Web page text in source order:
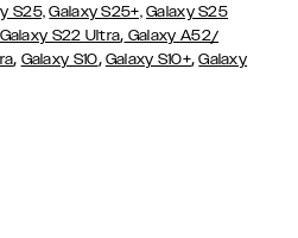
S25, Galaxy S25+, Galaxy S25
Galaxy S22 Ultra, Galaxy A52/
, Galaxy S10, Galaxy S10+,Galaxy